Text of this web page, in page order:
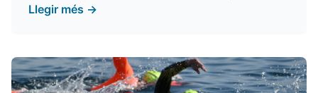
Llegir més →